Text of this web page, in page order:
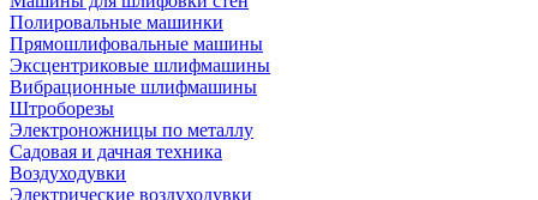
Полировальные машинки
Прямошлифовальные машины
Эксцентриковые шлифмашины
Вибрационные шлифмашины
Штроборезы
Электроножницы по металлу
Садовая и дачная техника
Воздуходувки
Электрические воздуходувки